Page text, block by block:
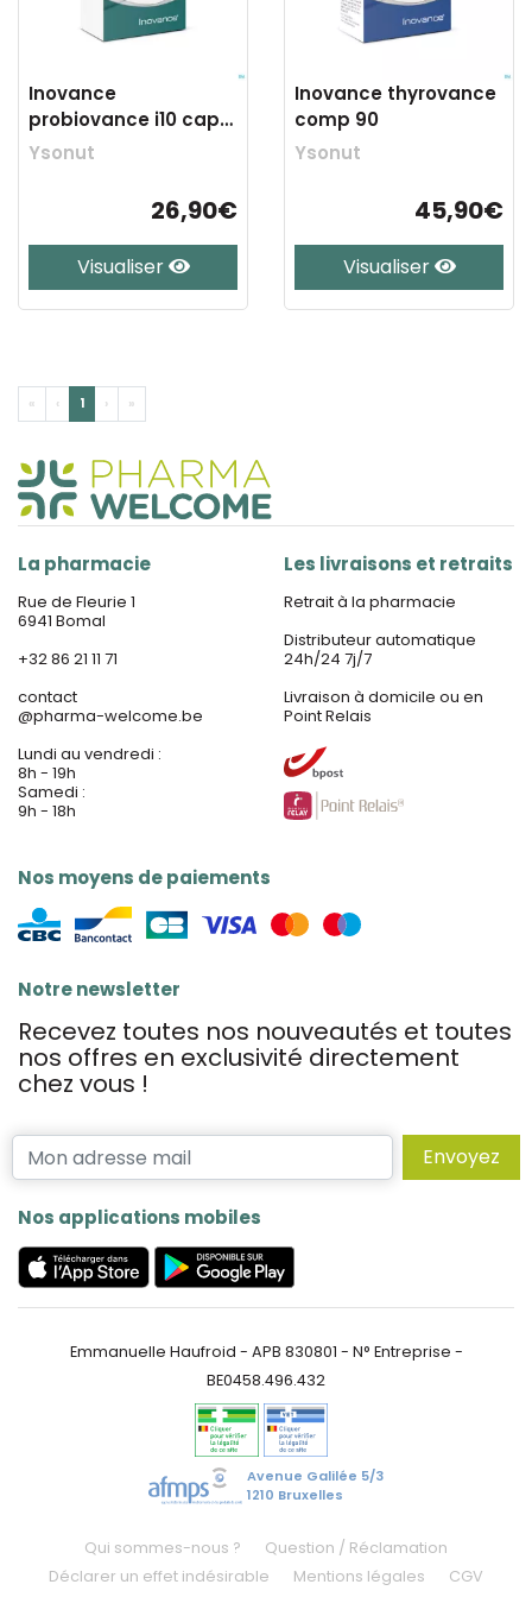
Inovance
probiovance i10 caps
30 pv0357
Ysonut
26,90€
Visualiser
Inovance thyrovance
comp 90
Ysonut
45,90€
Visualiser
« ‹ 1 › »
La pharmacie
Rue de Fleurie 1
6941 Bomal
+32 86 21 11 71
contact
@pharma-welcome.be
Lundi au vendredi :
8h - 19h
Samedi :
9h - 18h
Nos moyens de paiements
Les livraisons et retraits
Retrait à la pharmacie
Distributeur automatique
24h/24 7j/7
Livraison à domicile ou en
Point Relais
Notre newsletter
Recevez toutes nos nouveautés et toutes
nos offres en exclusivité directement
chez vous !
Envoyez
Nos applications mobiles
Emmanuelle Haufroid - APB 830801 - N° Entreprise -
BE0458.496.432
Avenue Galilée 5/3
1210 Bruxelles
Qui sommes-nous ?
Question / Réclamation
Déclarer un effet indésirable
Mentions légales
CGV